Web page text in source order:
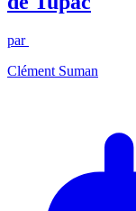
par
Clément Suman